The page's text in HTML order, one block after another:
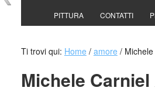
PITTURA CONTATTI
Ti trovi qui: Home / amore /Michele
Michele